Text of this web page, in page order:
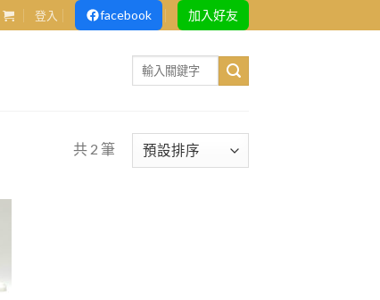
登入 facebook 加入好友
Search
for:
共 2 筆